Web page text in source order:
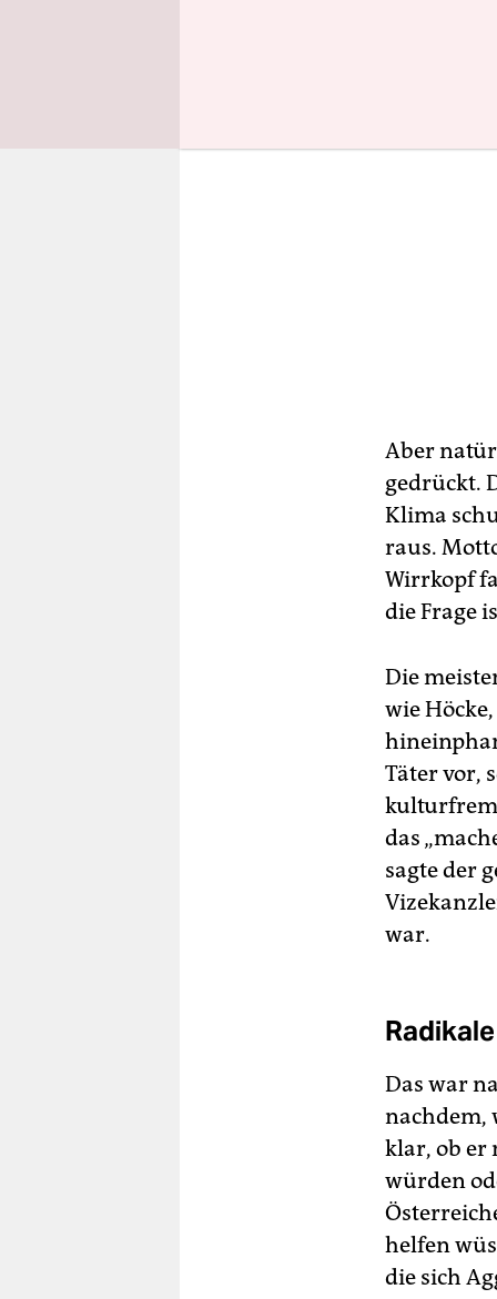
Aber
gedrückt.
Klima
raus.
Wirrkopf
die Frage
Die
wie
Täter vor,
das
sagte der
war.
Das war
nachdem,
klar, ob er
würden
helfen
die sich